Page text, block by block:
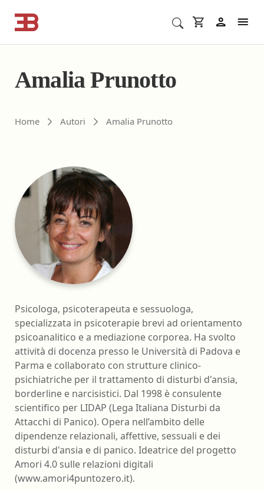
Cerca corsi ECM o altro
Amalia Prunotto
Home Autori Amalia Prunotto
Psicologa, psicoterapeuta e sessuologa,
specializzata in psicoterapie brevi ad orientamento
psicoanalitico e a mediazione corporea. Ha svolto
attività di docenza presso le Università di Padova e
Parma e collaborato con strutture clinico-
psichiatriche per il trattamento di disturbi d'ansia,
borderline e narcisistici. Dal 1998 è consulente
scientifico per LIDAP (Lega Italiana Disturbi da
Attacchi di Panico). Opera nell’ambito delle
dipendenze relazionali, affettive, sessuali e dei
disturbi d'ansia e di panico. Ideatrice del progetto
Amori 4.0 sulle relazioni digitali
(www.amori4puntozero.it).